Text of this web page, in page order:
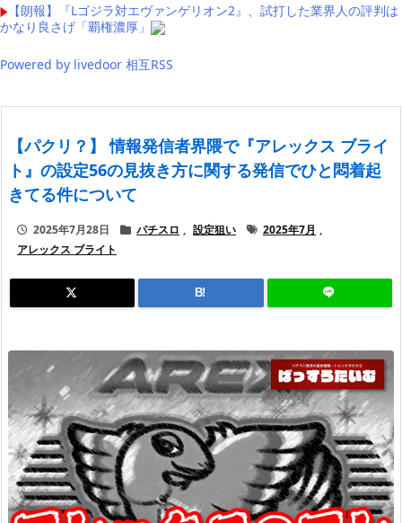
【朗報】『Lゴジラ対エヴァンゲリオン2』、試打した業界人の評判は
かなり良さげ「覇権濃厚」
Powered by livedoor 相互RSS
【パクリ？】 情報発信者界隈で『アレックス ブライ
ト』の設定56の見抜き方に関する発信でひと悶着起
きてる件について
2025年7月28日 パチスロ , 設定狙い 2025年7月 ,
アレックス ブライト
B!